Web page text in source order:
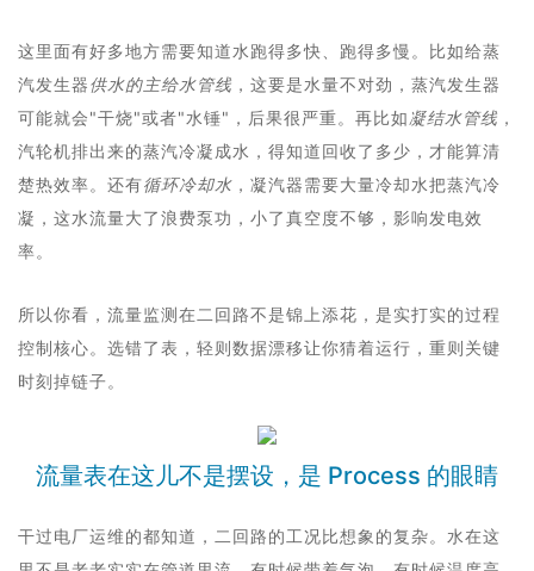
这里面有好多地方需要知道水跑得多快、跑得多慢。比如给蒸
汽发生器供水的主给水管线 ，这要是水量不对劲，蒸汽发生器
可能就会"干烧"或者"水锤"，后果很严重。再比如凝结水管线 ，
汽轮机排出来的蒸汽冷凝成水，得知道回收了多少，才能算清
楚热效率。还有循环冷却水 ，凝汽器需要大量冷却水把蒸汽冷
凝，这水流量大了浪费泵功，小了真空度不够，影响发电效
率。
所以你看，流量监测在二回路不是锦上添花，是实打实的过程
控制核心。选错了表，轻则数据漂移让你猜着运行，重则关键
时刻掉链子。
流量表在这儿不是摆设，是 Process 的眼睛
干过电厂运维的都知道，二回路的工况比想象的复杂。水在这